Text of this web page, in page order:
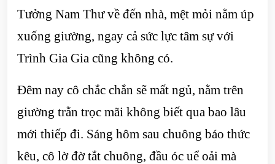
Tưởng Nam Thư về đến nhà, mệt mỏi nằm úp
xuống giường, ngay cả sức lực tâm sự với
Trình Gia Gia cũng không có.
Đêm nay cô chắc chắn sẽ mất ngủ, nằm trên
giường trằn trọc mãi không biết qua bao lâu
mới thiếp đi. Sáng hôm sau chuông báo thức
kêu, cô lờ đờ tắt chuông, đầu óc uể oải mà